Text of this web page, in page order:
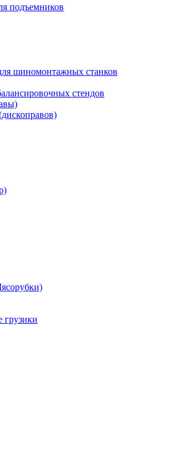
подъемников
шиномонтажных станков
стендов
грузики